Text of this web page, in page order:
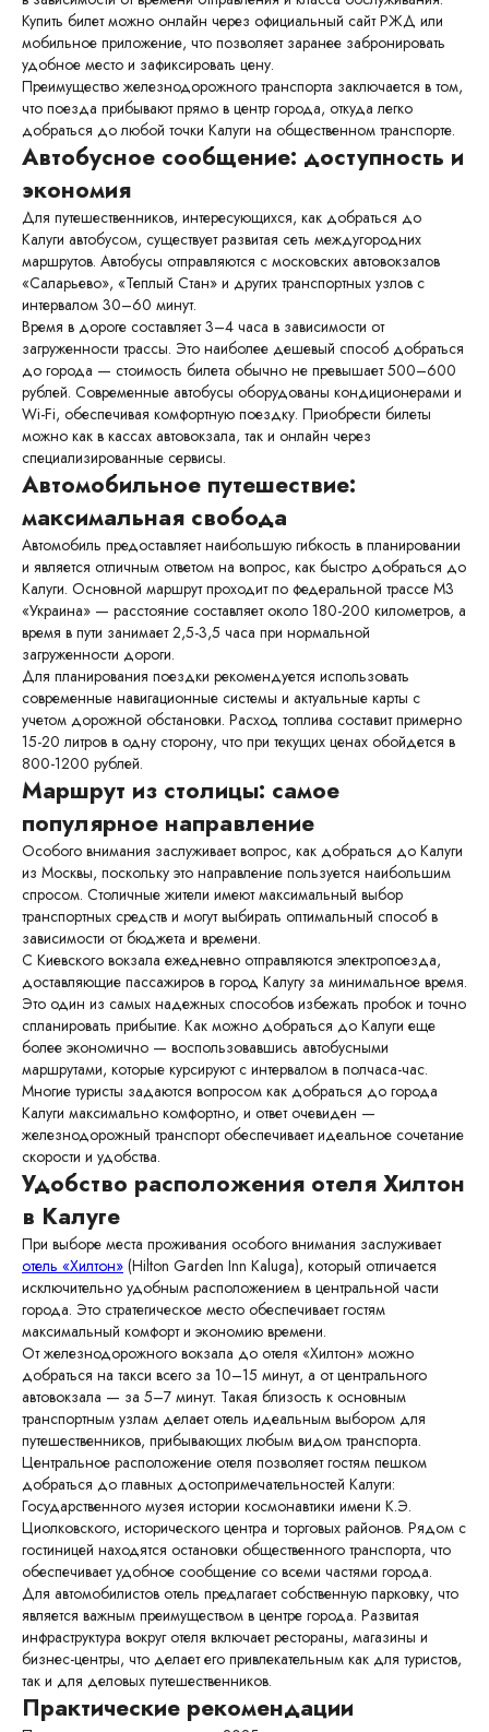
Купить билет можно онлайн через официальный сайт РЖД или
мобильное приложение, что позволяет заранее забронировать
удобное место и зафиксировать цену.
Преимущество железнодорожного транспорта заключается в том,
что поезда прибывают прямо в центр города, откуда легко
добраться до любой точки Калуги на общественном транспорте.
Автобусное сообщение: доступность и
экономия
Для путешественников, интересующихся, как добраться до
Калуги автобусом, существует развитая сеть междугородних
маршрутов. Автобусы отправляются с московских автовокзалов
«Саларьево», «Теплый Стан» и других транспортных узлов с
интервалом 30–60 минут.
Время в дороге составляет 3–4 часа в зависимости от
загруженности трассы. Это наиболее дешевый способ добраться
до города — стоимость билета обычно не превышает 500–600
рублей. Современные автобусы оборудованы кондиционерами и
Wi-Fi, обеспечивая комфортную поездку. Приобрести билеты
можно как в кассах автовокзала, так и онлайн через
специализированные сервисы.
Автомобильное путешествие:
максимальная свобода
Автомобиль предоставляет наибольшую гибкость в планировании
и является отличным ответом на вопрос, как быстро добраться до
Калуги. Основной маршрут проходит по федеральной трассе М3
«Украина» — расстояние составляет около 180-200 километров, а
время в пути занимает 2,5-3,5 часа при нормальной
загруженности дороги.
Для планирования поездки рекомендуется использовать
современные навигационные системы и актуальные карты с
учетом дорожной обстановки. Расход топлива составит примерно
15-20 литров в одну сторону, что при текущих ценах обойдется в
800-1200 рублей.
Маршрут из столицы: самое
популярное направление
Особого внимания заслуживает вопрос, как добраться до Калуги
из Москвы, поскольку это направление пользуется наибольшим
спросом. Столичные жители имеют максимальный выбор
транспортных средств и могут выбирать оптимальный способ в
зависимости от бюджета и времени.
С Киевского вокзала ежедневно отправляются электропоезда,
доставляющие пассажиров в город Калугу за минимальное время.
Это один из самых надежных способов избежать пробок и точно
спланировать прибытие. Как можно добраться до Калуги еще
более экономично — воспользовавшись автобусными
маршрутами, которые курсируют с интервалом в полчаса-час.
Многие туристы задаются вопросом как добраться до города
Калуги максимально комфортно, и ответ очевиден —
железнодорожный транспорт обеспечивает идеальное сочетание
скорости и удобства.
Удобство расположения отеля Хилтон
в Калуге
При выборе места проживания особого внимания заслуживает
отель «Хилтон» (Hilton Garden Inn Kaluga), который отличается
исключительно удобным расположением в центральной части
города. Это стратегическое место обеспечивает гостям
максимальный комфорт и экономию времени.
От железнодорожного вокзала до отеля «Хилтон» можно
добраться на такси всего за 10–15 минут, а от центрального
автовокзала — за 5–7 минут. Такая близость к основным
транспортным узлам делает отель идеальным выбором для
путешественников, прибывающих любым видом транспорта.
Центральное расположение отеля позволяет гостям пешком
добраться до главных достопримечательностей Калуги:
Государственного музея истории космонавтики имени К.Э.
Циолковского, исторического центра и торговых районов. Рядом с
гостиницей находятся остановки общественного транспорта, что
обеспечивает удобное сообщение со всеми частями города.
Для автомобилистов отель предлагает собственную парковку, что
является важным преимуществом в центре города. Развитая
инфраструктура вокруг отеля включает рестораны, магазины и
бизнес-центры, что делает его привлекательным как для туристов,
так и для деловых путешественников.
Практические рекомендации
Калуга, ул. Салтыкова-Щедрина, 74,
корп. 3
+7 (4842) 50-07-00 (круглосуточно)
reservation@hiltonkaluga.ru
ГОСТЯМ
Об отеле
Ресторан
Свадьбы
Банкеты
Конференции
Афиша
Досуг в Калуге
Для бизнеса
Услуги
НОМЕРА
Стандарт
Делюкс
Люкс
Семейный
Апартаменты
ИНФОРМАЦИЯ
Фотогалерея
Спецпредложения